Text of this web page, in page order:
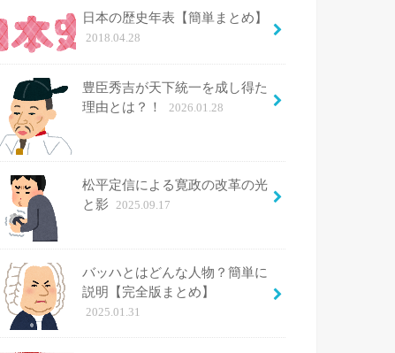
日本の歴史年表【簡単まとめ】
2018.04.28
豊臣秀吉が天下統一を成し得た
理由とは？！
2026.01.28
松平定信による寛政の改革の光
と影
2025.09.17
バッハとはどんな人物？簡単に
説明【完全版まとめ】
2025.01.31